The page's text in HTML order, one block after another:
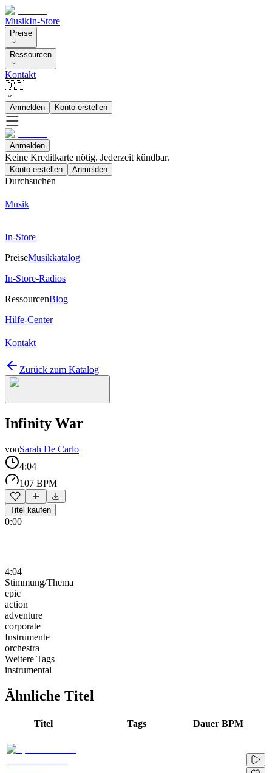
MusikIn-Store
Preise
Ressourcen
Kontakt
🇩🇪
Anmelden Konto erstellen
Anmelden
Keine Kreditkarte nötig. Jederzeit kündbar.
Konto erstellen Anmelden
Durchsuchen
Musik
In-Store
PreiseMusikkatalog
In-Store-Radios
RessourcenBlog
Hilfe-Center
Kontakt
Zurück zum Katalog
Infinity War
vonSarah De Carlo
4:04
107 BPM
Titel kaufen
0:00
4:04
Stimmung/Thema
epic
action
adventure
corporate
Instrumente
orchestra
Weitere Tags
instrumental
Ähnliche Titel
Titel Tags Dauer BPM